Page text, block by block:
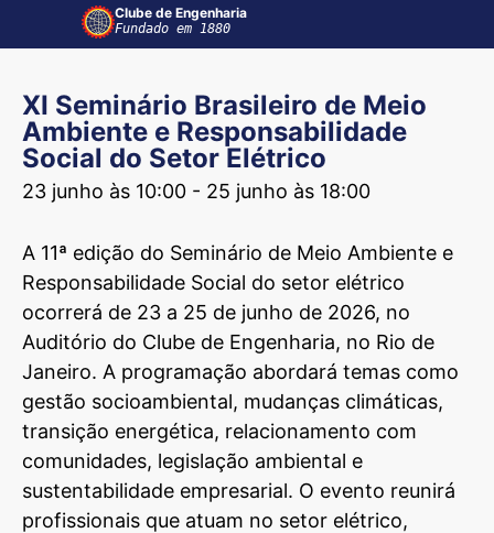
Clube de Engenharia
Fundado em 1880
XI Seminário Brasileiro de Meio
Ambiente e Responsabilidade
Social do Setor Elétrico
23 junho às 10:00 - 25 junho às 18:00
A 11ª edição do Seminário de Meio Ambiente e
Responsabilidade Social do setor elétrico
ocorrerá de 23 a 25 de junho de 2026, no
Auditório do Clube de Engenharia, no Rio de
Janeiro. A programação abordará temas como
gestão socioambiental, mudanças climáticas,
transição energética, relacionamento com
comunidades, legislação ambiental e
sustentabilidade empresarial. O evento reunirá
profissionais que atuam no setor elétrico,